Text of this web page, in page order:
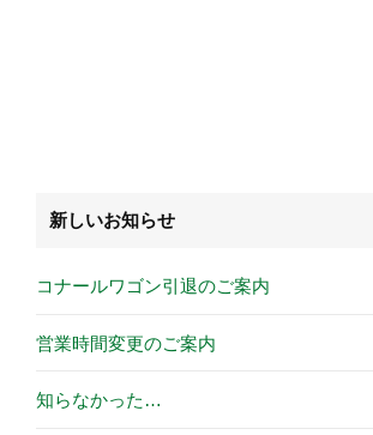
新しいお知らせ
コナールワゴン引退のご案内
営業時間変更のご案内
知らなかった…